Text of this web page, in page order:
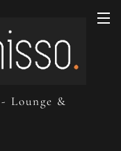
Lounge &